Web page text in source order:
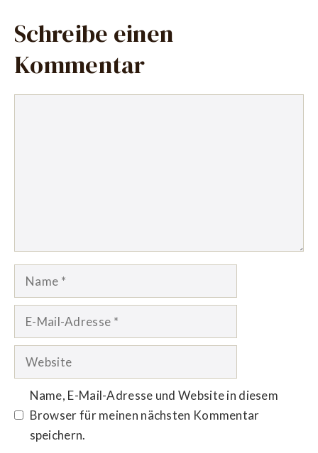
Schreibe einen
Kommentar
Name
Website
Name, E-Mail-Adresse und Website in diesem
Browser für meinen nächsten Kommentar
speichern.